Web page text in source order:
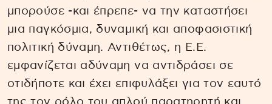
μπορούσε -και έπρεπε- να την καταστήσει
μια παγκόσμια, δυναμική και αποφασιστική
πολιτική δύναμη. Αντιθέτως, η Ε.Ε.
εμφανίζεται αδύναμη να αντιδράσει σε
οτιδήποτε και έχει επιφυλάξει για τον εαυτό